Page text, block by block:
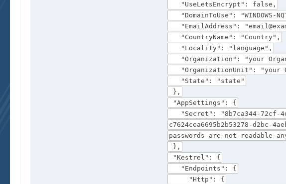
"UseLetsEncrypt": false,
"DomainToUse": "WINDOWS-
"EmailAddress":
"CountryName": "Country",
"Locality": "language",
"Organization": "your
"OrganizationUnit": "your
"State": "state"
},
"AppSettings": {
"Secret": "8b7ca344-72cf-
c7624cea6695b2b53278-d2bc-
passwords are not readable
},
"Kestrel": {
"Endpoints": {
"Http": {